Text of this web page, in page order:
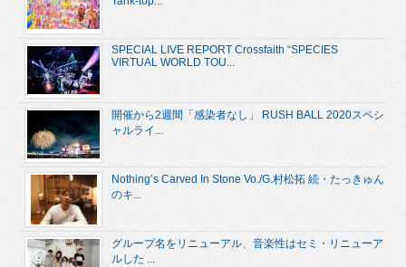
SPECIAL LIVE REPORT Crossfaith “SPECIES
VIRTUAL WORLD TOU...
開催から2週間「感染者なし」 RUSH BALL 2020スペシ
ャルライ...
Nothing’s Carved In Stone Vo./G.村松拓 続・たっきゅん
のキ...
グループ名をリニューアル、音楽性はセミ・リニューア
ルした ...